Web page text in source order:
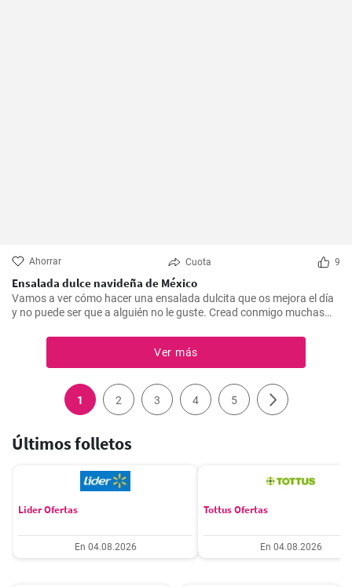
Ahorrar Cuota 9
Ensalada dulce navideña de México
Vamos a ver cómo hacer una ensalada dulcita que os mejora el día
y no puede ser que a alguién no le guste. Cread conmigo muchas
Ver más
1 2 3 4 5
Últimos folletos
Lider Ofertas
En 04.08.2026
Tottus Ofertas
En 04.08.2026